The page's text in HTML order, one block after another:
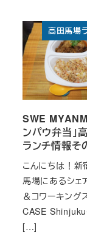
高田馬場
SWE
ンパウ弁当」
ランチ情報そ
こんにちは！新
馬場にあるシェ
＆コワーキング
CASE
[…]